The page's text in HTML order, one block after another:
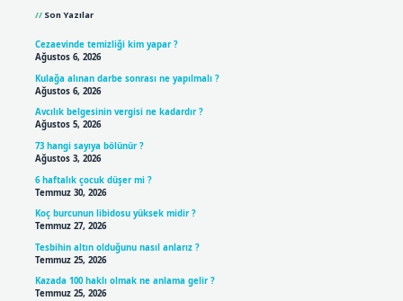
Son Yazılar
Cezaevinde temizliği kim yapar ?
Ağustos 6, 2026
Kulağa alınan darbe sonrası ne yapılmalı ?
Ağustos 6, 2026
Avcılık belgesinin vergisi ne kadardır ?
Ağustos 5, 2026
73 hangi sayıya bölünür ?
Ağustos 3, 2026
6 haftalık çocuk düşer mi ?
Temmuz 30, 2026
Koç burcunun libidosu yüksek midir ?
Temmuz 27, 2026
Tesbihin altın olduğunu nasıl anlarız ?
Temmuz 25, 2026
Kazada 100 haklı olmak ne anlama gelir ?
Temmuz 25, 2026